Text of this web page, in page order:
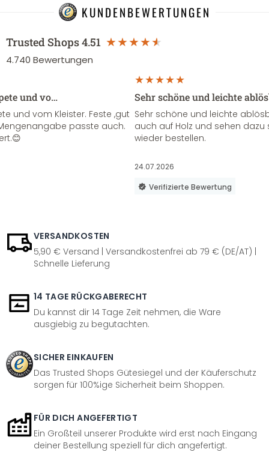
KUNDENBEWERTUNGEN
Trusted Shops4.51
4.740 Bewertungen
und vo…
und vom Kleister. Feste ,gut
passte auch.
Sehr schöne und leichte
Sehr schöne und leichte
auch auf Holz und sehen
wieder bestellen.
24.07.2026
Verifizierte Bewertung
VERSANDKOSTEN
5,90 € Versand | Versandkostenfrei ab 79 € (DE/AT) |
Schnelle Lieferung
14 TAGE RÜCKGABERECHT
Du kannst dir 14 Tage Zeit nehmen, die Ware
ausgiebig zu begutachten.
SICHER EINKAUFEN
Das Trusted Shops Gütesiegel und der Käuferschutz
sorgen für 100%ige Sicherheit beim Shoppen.
FÜR DICH ANGEFERTIGT
Ein Großteil unserer Produkte wird erst nach Eingang
deiner Bestellung speziell für dich angefertigt.